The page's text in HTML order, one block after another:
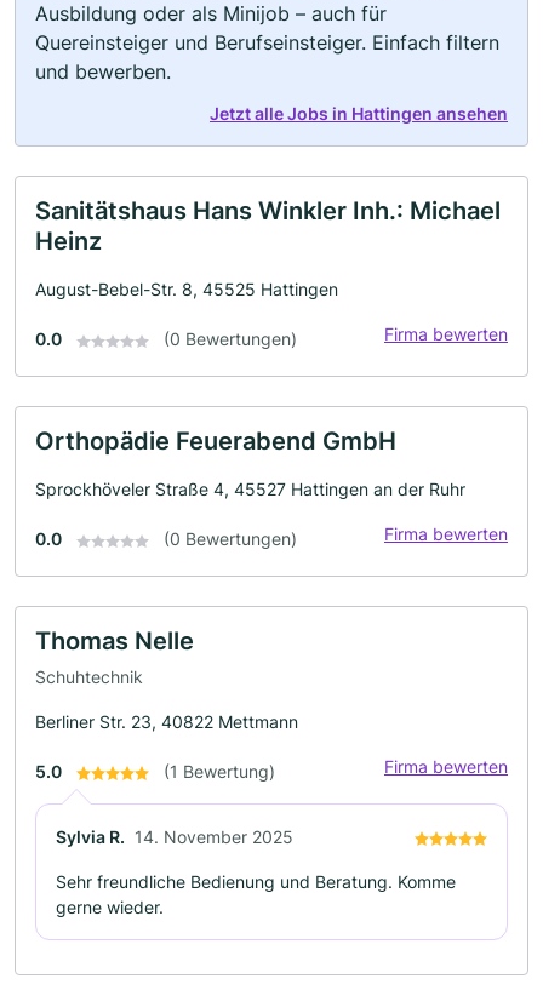
Ausbildung oder als Minijob – auch für
Quereinsteiger und Berufseinsteiger. Einfach filtern
und bewerben.
Jetzt alle Jobs in Hattingen ansehen
Sanitätshaus Hans Winkler Inh.: Michael
Heinz
August-Bebel-Str. 8, 45525 Hattingen
0.0 (0 Bewertungen) Firma bewerten
Orthopädie Feuerabend GmbH
Sprockhöveler Straße 4, 45527 Hattingen an der Ruhr
0.0 (0 Bewertungen) Firma bewerten
Thomas Nelle
Schuhtechnik
Berliner Str. 23, 40822 Mettmann
5.0 (1 Bewertung) Firma bewerten
Sylvia R. 14. November 2025
Sehr freundliche Bedienung und Beratung. Komme
gerne wieder.